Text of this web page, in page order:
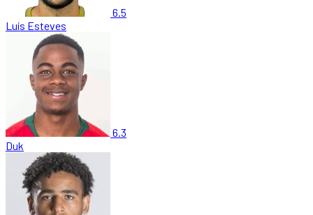
6.5
Luís Esteves
6.3
Duk